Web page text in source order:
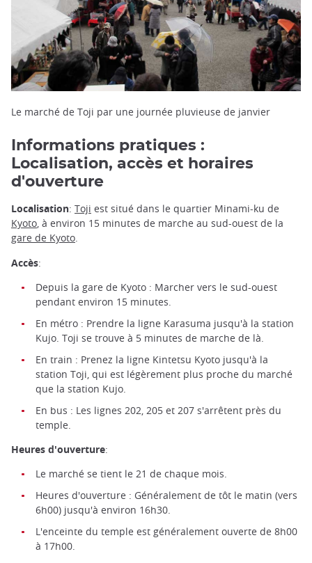
Le marché de Toji par une journée pluvieuse de janvier
Informations pratiques :
Localisation, accès et horaires
d'ouverture
Localisation: Toji est situé dans le quartier Minami-ku de
Kyoto, à environ 15 minutes de marche au sud-ouest de la
gare de Kyoto.
Accès:
Depuis la gare de Kyoto : Marcher vers le sud-ouest
pendant environ 15 minutes.
En métro : Prendre la ligne Karasuma jusqu'à la station
Kujo. Toji se trouve à 5 minutes de marche de là.
En train : Prenez la ligne Kintetsu Kyoto jusqu'à la
station Toji, qui est légèrement plus proche du marché
que la station Kujo.
En bus : Les lignes 202, 205 et 207 s'arrêtent près du
temple.
Heures d'ouverture:
Le marché se tient le 21 de chaque mois.
Heures d'ouverture : Généralement de tôt le matin (vers
6h00) jusqu'à environ 16h30.
L'enceinte du temple est généralement ouverte de 8h00
à 17h00.